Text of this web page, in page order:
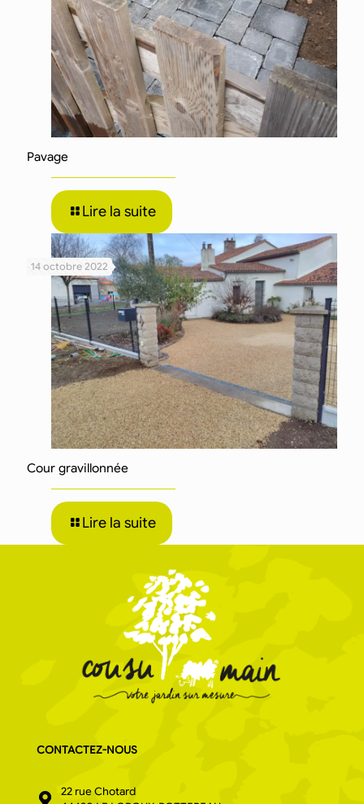
Pavage
Lire la suite
14 octobre 2022
Cour gravillonnée
Lire la suite
CONTACTEZ-NOUS
22 rue Chotard